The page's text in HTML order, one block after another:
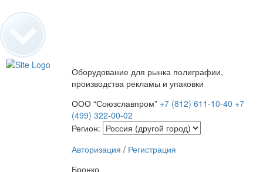
Оборудование для рынка полиграфии,
производства рекламы и упаковки
ООО “Союзславпром” +7 (812) 611-10-40 +7
(499) 322-00-02
Регион:
Авторизация / Регистрация
Бронко